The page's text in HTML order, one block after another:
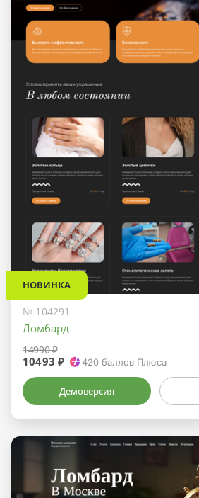
НОВИНКА
№ 104291
Ломбард
14990 ₽
10493 ₽ 420 баллов Плюса
Демоверсия